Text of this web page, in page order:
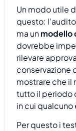
Un modo utile
questo:
ma unmodello
dovrebbe
rilevare
conservazione
mostrare che il
tutto il periodo
in cui
Per questo i